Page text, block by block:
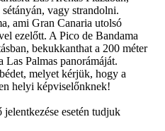
vagy strandolni.
ami Gran Canaria utolsó
ezelőtt. A Pico de Bandama
bekukkanthat a 200 méter
Las Palmas panorámáját.
melyet kérjük, hogy a
helyi képviselőnknek!
esetén tudjuk